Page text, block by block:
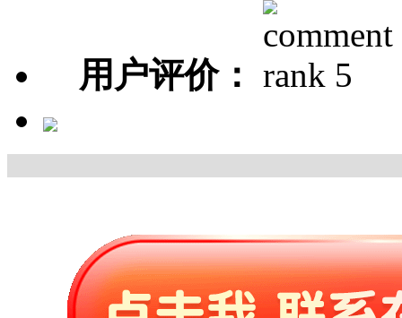
用户评价：